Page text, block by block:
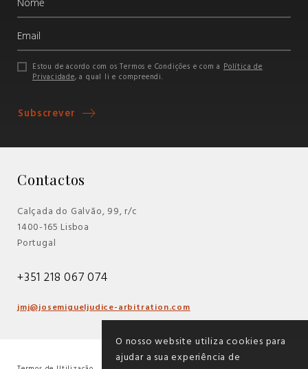
Estou de acordo com os Termos e Condições e com aPolítica de
Privacidade, a qual li e compreendi.
Subscrever
Contactos
Calçada do Galvão, 99, r/c
1400-165 Lisboa
Portugal
+351 218 067 074
jmj@josemigueljudice-arbitration.com
O nosso website utiliza cookies para
ajudar a sua experiência de